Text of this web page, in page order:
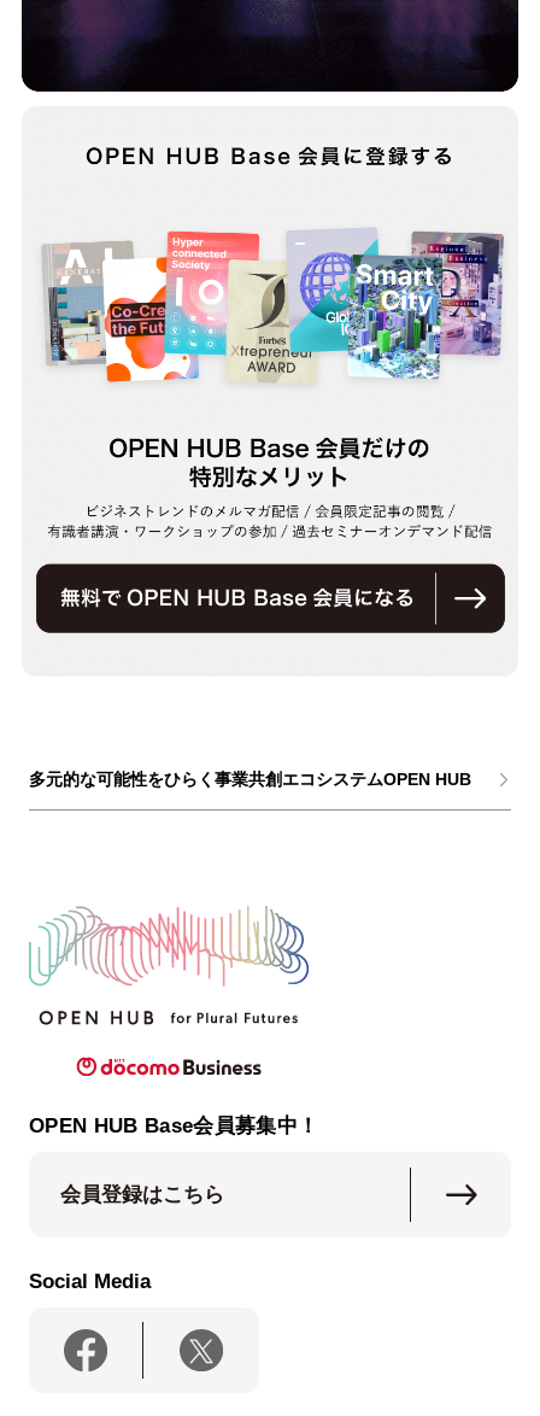
多元的な可能性をひらく事業共創エコシステムOPEN HUB
OPEN HUB Base会員募集中！
会員登録はこちら
Social Media